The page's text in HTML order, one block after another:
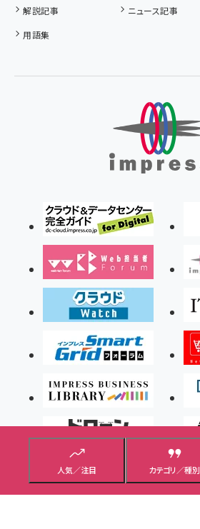
人気／注目 カテゴリ／種別
解説記事 ニュース記事
用語集